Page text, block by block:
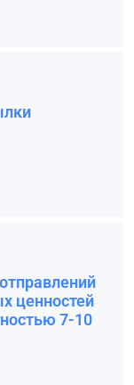
ценностей
7-10